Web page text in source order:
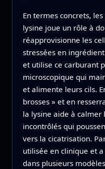
En termes concrets,
lysine joue un rôle à
réapprovisionne les
stressées en
et utilise ce carburant
microscopique qui
et alimente leurs cils.
brosses » et en
la lysine aide à calmer
incontrôlés qui
vers la cicatrisation.
utilisée en clinique et
dans plusieurs